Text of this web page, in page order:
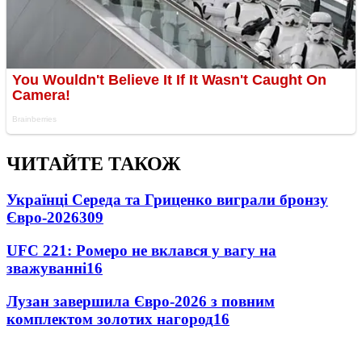
ЧИТАЙТЕ ТАКОЖ
Українці Середа та Гриценко виграли бронзу
Євро-2026309
UFC 221: Ромеро не вклався у вагу на
зважуванні16
Лузан завершила Євро-2026 з повним
комплектом золотих нагород16